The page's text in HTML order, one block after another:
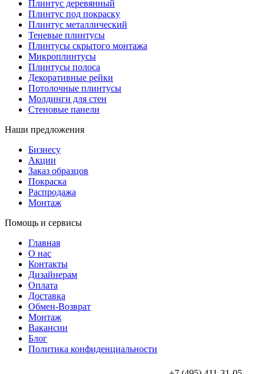
Плинтус деревянный
Плинтус под покраску
Плинтус металлический
Теневые плинтусы
Плинтусы скрытого монтажа
Микроплинтусы
Плинтусы полоса
Декоративные рейки
Потолочные плинтусы
Молдинги для стен
Стеновые панели
Наши предложения
Бизнесу
Акции
Заказ образцов
Покраска
Распродажа
Монтаж
Помощь и сервисы
Главная
О нас
Контакты
Дизайнерам
Оплата
Доставка
Обмен-Возврат
Монтаж
Вакансии
Блог
Политика конфиденциальности